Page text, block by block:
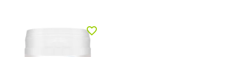
favorite_border